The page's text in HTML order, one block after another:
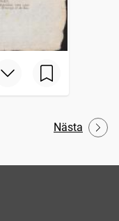
Nästa